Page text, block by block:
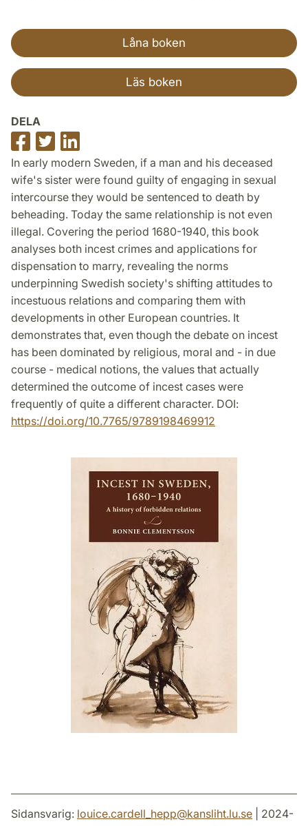
Låna boken
Läs boken
DELA
Dela
på
Facebook
Dela
på
Twitter
på
LinkedIn
In early modern Sweden, if a man and his deceased
wife's sister were found guilty of engaging in sexual
intercourse they would be sentenced to death by
beheading. Today the same relationship is not even
illegal. Covering the period 1680-1940, this book
analyses both incest crimes and applications for
dispensation to marry, revealing the norms
underpinning Swedish society's shifting attitudes to
incestuous relations and comparing them with
developments in other European countries. It
demonstrates that, even though the debate on incest
has been dominated by religious, moral and - in due
course - medical notions, the values that actually
determined the outcome of incest cases were
frequently of quite a different character. DOI:
https://doi.org/10.7765/9789198469912
Sidansvarig: louice.cardell_hepp@kansliht.lu.se | 2024-